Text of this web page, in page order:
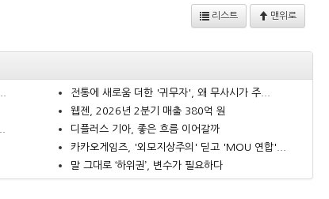
리스트 맨위로
전통에 새로움 더한 '귀무자', 왜 무사시가 주...
웹젠, 2026년 2분기 매출 380억 원
디플러스 기아, 좋은 흐름 이어갈까
카카오게임즈, '외모지상주의' 딛고 'MOU 연합'...
말 그대로 ‘하위권’, 변수가 필요하다